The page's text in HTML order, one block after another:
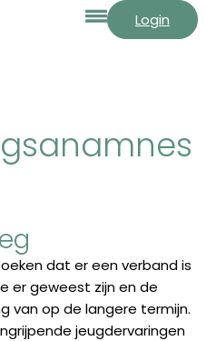
Login
dat er een verband is
er geweest zijn en de
van op de langere termijn.
jeugdervaringen